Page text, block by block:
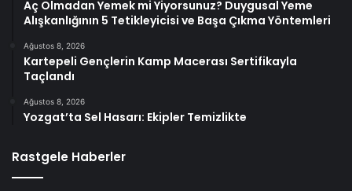
Aç Olmadan Yemek mi Yiyorsunuz? Duygusal Yeme
Alışkanlığının 5 Tetikleyicisi ve Başa Çıkma Yöntemleri
Ağustos 8, 2026
Kartepeli Gençlerin Kamp Macerası Sertifikayla
Taçlandı
Ağustos 8, 2026
Yozgat’ta Sel Hasarı: Ekipler Temizlikte
Rastgele Haberler